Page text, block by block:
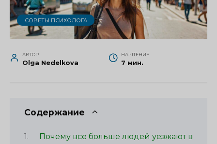
СОВЕТЫ ПСИХОЛОГА
АВТОР
Olga Nedelkova
НА ЧТЕНИЕ
7 мин.
Содержание
Почему все больше людей уезжают в